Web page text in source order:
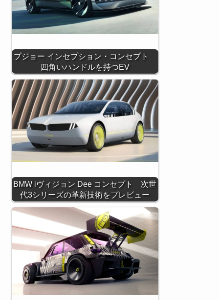
プジョー インセプション・コンセプト
四角いハンドルを持つEV
BMW iヴィジョン Dee コンセプト 次世
代3シリーズの革新技術をプレビュー